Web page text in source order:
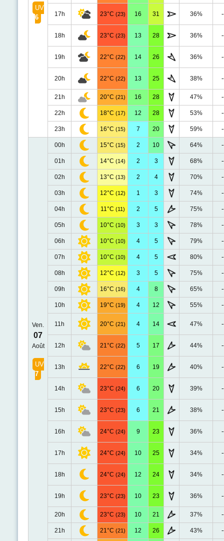
UV
6
17h 23°C (23) 16 31 36%
18h 23°C (23) 13 28 36%
19h 22°C (22) 14 26 36%
20h 22°C (22) 13 25 38%
21h 20°C (21) 16 28 47%
22h 18°C (17) 12 28 53%
23h 16°C (15) 7 20 59%
Ven.
07
Août
UV
7
00h 15°C (15) 2 10 64%
01h 14°C (14) 2 3 68%
02h 13°C (13) 2 4 70%
03h 12°C (12) 1 3 74%
04h 11°C (11) 2 5 75%
05h 10°C (10) 3 3 78%
06h 10°C (10) 4 5 79%
07h 10°C (10) 4 5 80%
08h 12°C (12) 3 5 75%
09h 16°C (16) 4 8 65%
10h 19°C (19) 4 12 55%
11h 20°C (21) 4 14 47%
12h 21°C (22) 5 17 44%
13h 22°C (22) 6 19 40%
14h 23°C (24) 6 20 39%
15h 23°C (23) 6 21 38%
16h 24°C (24) 9 23 36%
17h 24°C (24) 10 25 34%
18h 24°C (24) 12 24 34%
19h 23°C (23) 10 23 36%
20h 23°C (23) 10 21 37%
21h 21°C (21) 12 26 43%